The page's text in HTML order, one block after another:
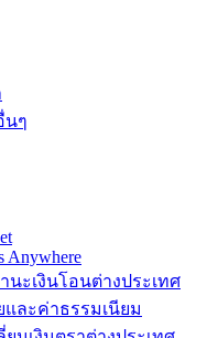
นๆ
Anywhere
นะเงินโอนต่างประเทศ
และค่าธรรมเนียม